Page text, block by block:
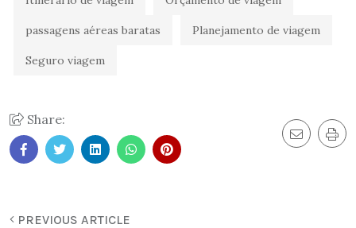
passagens aéreas baratas Planejamento de viagem
Seguro viagem
Share:
PREVIOUS ARTICLE